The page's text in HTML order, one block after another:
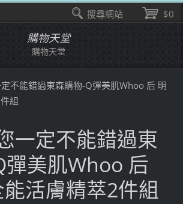
購物天堂
購物天堂
不能錯過東森購物-Q彈美肌Whoo 后 明
組
一定不能錯過東
彈美肌Whoo 后
活膚精萃2件組
$0
搜尋網站